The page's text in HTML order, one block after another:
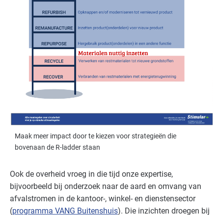
Maak meer impact door te kiezen voor strategieën die
bovenaan de R-ladder staan
Ook de overheid vroeg in die tijd onze expertise,
bijvoorbeeld bij onderzoek naar de aard en omvang van
afvalstromen in de kantoor-, winkel- en dienstensector
(programma VANG Buitenshuis). Die inzichten droegen bij